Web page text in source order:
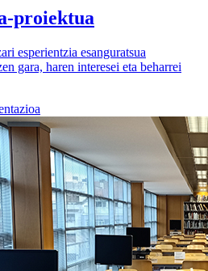
proiektua
esperientzia esanguratsua
gara, haren interesei eta beharrei